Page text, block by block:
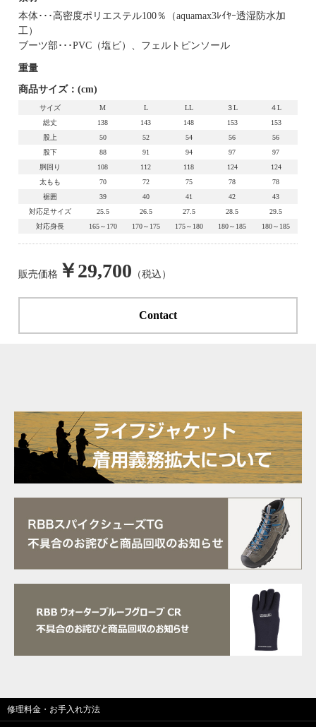
本体･･･高密度ポリエステル100％（aquamax3ﾚｲﾔｰ透湿防水加
工）
ブーツ部･･･PVC（塩ビ）、フェルトピンソール
重量
商品サイズ：(cm)
サイズ M L LL ３L
４L
総丈
138 143 148 153
153
股上
50 52 54 56
56
股下
88 91 94 97
97
胴回り
108 112 118 124
124
太もも
70 72 75 78
78
裾囲
39 40 41 42
43
対応足サイズ
25.5 26.5 27.5 28.5
29.5
対応身長
165～170 170～175 175～180 180～185 180～185
販売価格 ￥29,700 （税込）
Contact
修理料金・お手入れ方法